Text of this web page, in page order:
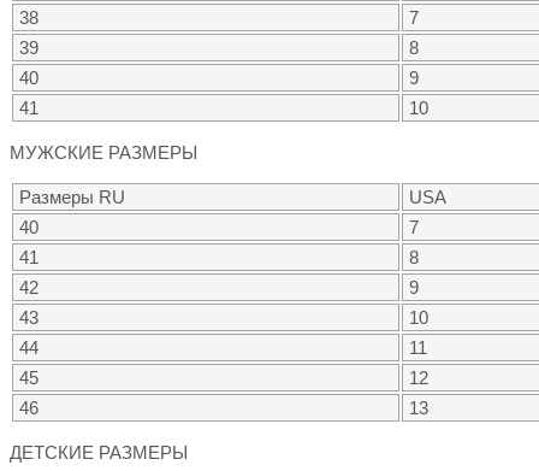
38
7
39
8
40
9
41
10
МУЖСКИЕ РАЗМЕРЫ
Размеры RU
USA
40
7
41
8
42
9
43
10
44
11
45
12
46
13
ДЕТСКИЕ РАЗМЕРЫ